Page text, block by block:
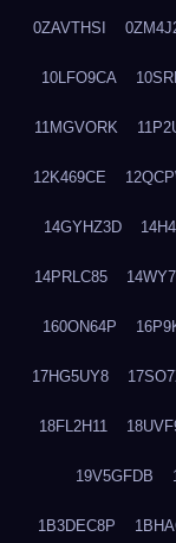
0ZAVTHSI
10LFO9CA
11MGVORK
12K469CE
14GYHZ3D
14PRLC85
160ON64P
17HG5UY8
18FL2H11
19V5GFDB
1B3DEC8P